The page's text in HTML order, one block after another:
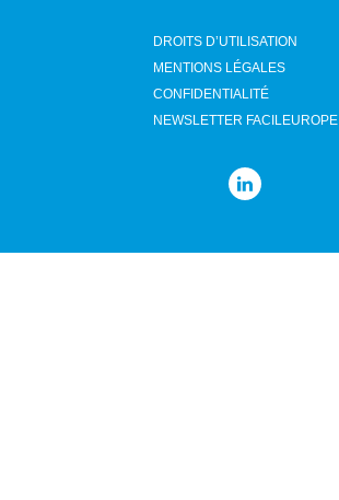
DROITS D’UTILISATION
MENTIONS LÉGALES
CONFIDENTIALITÉ
NEWSLETTER FACILEUROPE